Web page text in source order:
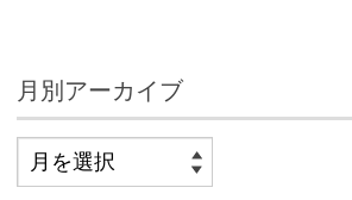
月別アーカイブ